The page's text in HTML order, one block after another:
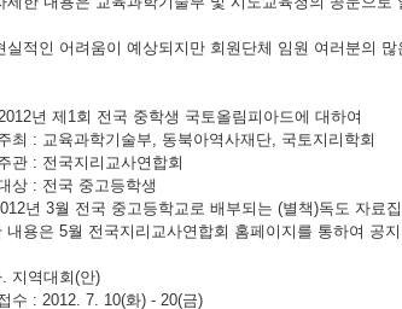
실적인 어려움이 예상되지만 회원단체 임원 여러분의
년 제1회 전국 중학생 국토올림피아드에 대하여
최 : 교육과학기술부, 동북아역사재단, 국토지리학회
관 : 전국지리교사연합회
상 : 전국 중고등학생
년 3월 전국 중고등학교로 배부되는 (별책)독도 자료
내용은 5월 전국지리교사연합회 홈페이지를 통하여 공
. 지역대회(안)
수 : 2012. 7. 10(화) - 20(금)